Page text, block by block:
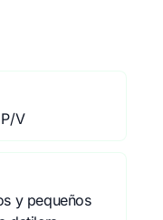
V
y pequeños